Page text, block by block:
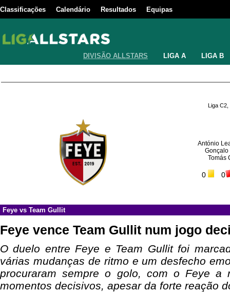
Classificações Calendário Resultados Equipas
DIVISÃO ALLSTARS LIGA A LIGA B
Liga C2,
António
Gonçalo
Tomás
0 0
Feye vs Team Gullit
Feye vence Team Gullit num jogo
O duelo entre Feye e Team Gullit foi
várias mudanças de ritmo e um desfecho
procuraram sempre o golo, com o Feye a
momentos decisivos, apesar da forte reação